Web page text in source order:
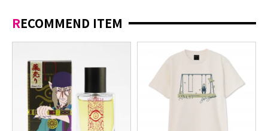
RECOMMEND ITEM